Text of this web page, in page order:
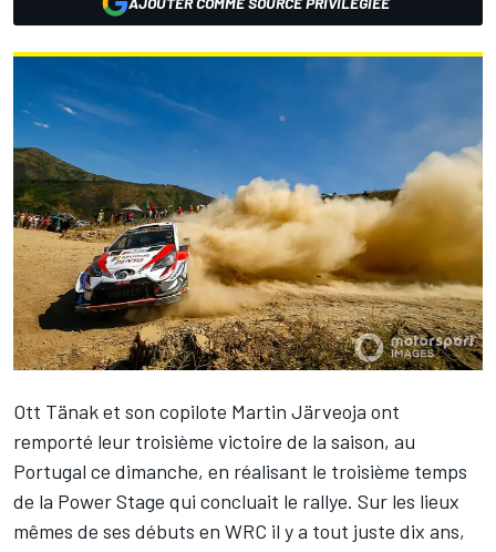
Ott Tänaket son copilote Martin Järveoja ont
remporté leur troisième victoire de la saison, au
Portugal ce dimanche, en réalisant le troisième temps
de la Power Stage qui concluait le rallye. Sur les lieux
mêmes de ses débuts en WRC il y a tout juste dix ans,